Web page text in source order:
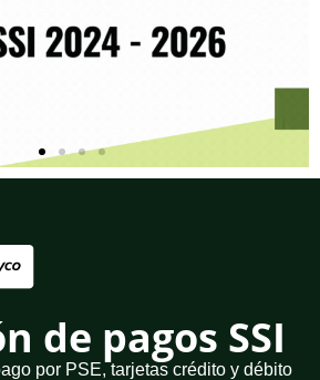
de pagos SSI
por PSE, tarjetas crédito y débito